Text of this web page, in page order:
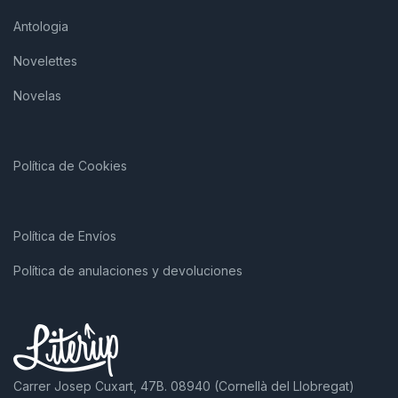
Antologia
Novelettes
Novelas
Política de Cookies
Política de Envíos
Política de anulaciones y devoluciones
Carrer Josep Cuxart, 47B. 08940 (Cornellà del Llobregat)